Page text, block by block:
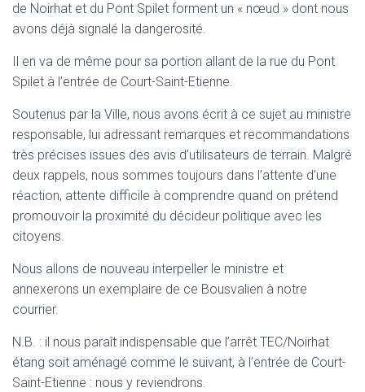
de Noirhat et du Pont Spilet forment un « nœud » dont nous
avons déjà signalé la dangerosité.
Il en va de même pour sa portion allant de la rue du Pont
Spilet à l’entrée de Court-Saint-Etienne.
Soutenus par la Ville, nous avons écrit à ce sujet au ministre
responsable, lui adressant remarques et recommandations
très précises issues des avis d’utilisateurs de terrain. Malgré
deux rappels, nous sommes toujours dans l’attente d’une
réaction, attente difficile à comprendre quand on prétend
promouvoir la proximité du décideur politique avec les
citoyens.
Nous allons de nouveau interpeller le ministre et
annexerons un exemplaire de ce Bousvalien à notre
courrier.
N.B. : il nous paraît indispensable que l’arrêt TEC/Noirhat
étang soit aménagé comme le suivant, à l’entrée de Court-
Saint-Etienne : nous y reviendrons.